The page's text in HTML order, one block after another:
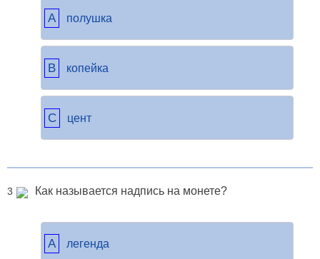
A полушка
B копейка
C цент
3 Как называется надпись на монете?
A легенда